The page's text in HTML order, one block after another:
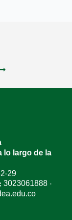
lo largo de la
29
3023061888·